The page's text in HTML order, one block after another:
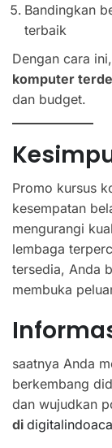
Bandingkan
terbaik
Dengan cara
komputer
dan budget.
Promo kursus
kesempatan
mengurangi
lembaga
tersedia, Anda
membuka
saatnya Anda
berkembang
dan wujudkan
di